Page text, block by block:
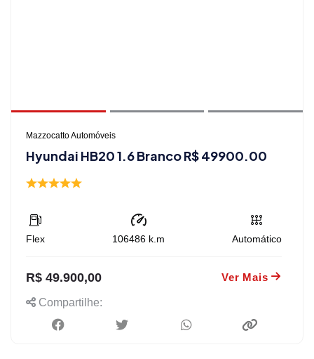
Mazzocatto Automóveis
Hyundai HB20 1.6 Branco R$ 49900.00
Flex 106486 k.m Automático
R$ 49.900,00 Ver Mais
Compartilhe: